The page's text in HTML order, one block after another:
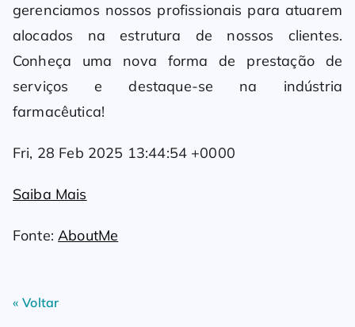
gerenciamos nossos profissionais para atuarem
alocados na estrutura de nossos clientes.
Conheça uma nova forma de prestação de
serviços e destaque-se na indústria
farmacêutica!
Fri, 28 Feb 2025 13:44:54 +0000
Saiba Mais
Fonte:AboutMe
« Voltar